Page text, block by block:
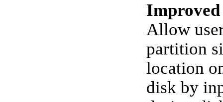
Allow
partition
location
disk by